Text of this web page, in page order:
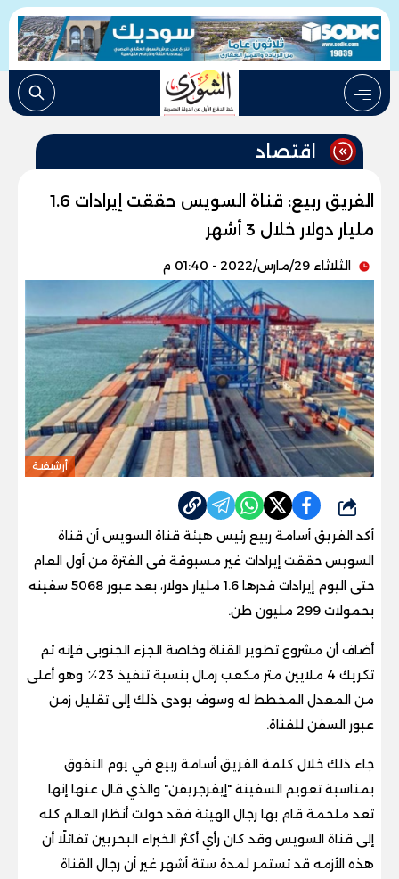
اقتصاد
الفريق ربيع: قناة السويس حققت إيرادات 1.6
مليار دولار خلال 3 أشهر
الثلاثاء 29/مارس/2022 - 01:40 م
أرشيفية
شارك
أكد الفريق أسامة ربيع رئيس هيئة قناة السويس أن قناة
السويس حققت إيرادات غير مسبوقة فى الفترة من أول العام
حتى اليوم إيرادات قدرها 1.6 مليار دولار، بعد عبور 5068 سفينه
بحمولات 299 مليون طن
.
أضاف أن مشروع تطوير القناة وخاصة الجزء الجنوبى فإنه تم
تكريك 4 ملايين متر مكعب رمال بنسبة تنفيذ 23٪ وهو أعلى
من المعدل المخطط له وسوف يودى ذلك إلى تقليل زمن
عبور السفن للقناة.
جاء ذلك خلال كلمة الفريق أسامة ربيع في يوم التفوق
بمناسبة تعويم السفينة "إيفرجريفن" والذي قال عنها إنها
تعد ملحمة قام بها رجال الهيئة فقد حولت أنظار العالم كله
إلى قناة السويس وقد كان رأي أكثر الخبراء البحريين تفائلًا أن
هذه الأزمه قد تستمر لمدة ستة أشهر غير أن رجال القناة